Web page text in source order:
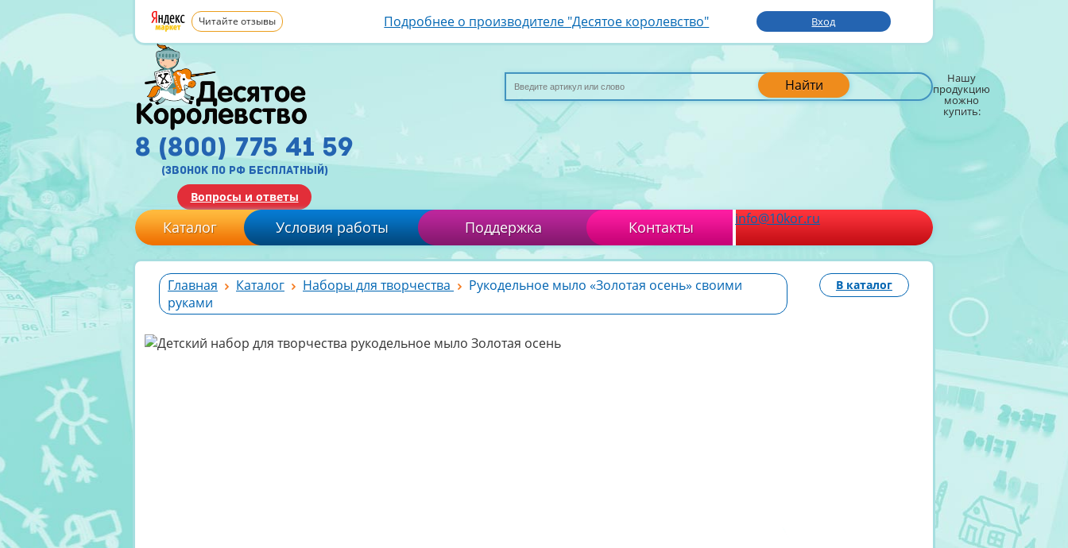
Читайте отзывы Подробнее о производителе "Десятое королевство" Вход
Найти Нашу
продукцию
можно
купить:
8 (800) 775 41 59
(звонок по рф бесплатный)
Вопросы и ответы
Каталог Условия работы Поддержка Контакты info@10kor.ru
Главная Каталог Наборы для творчества
Рукодельное мыло «Золотая осень» своими
руками
В каталог